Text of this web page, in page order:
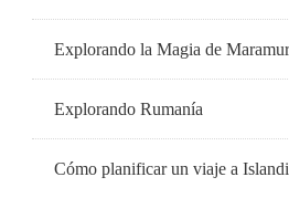
Explorando la Magia de
Explorando Rumanía
Cómo planificar un viaje a